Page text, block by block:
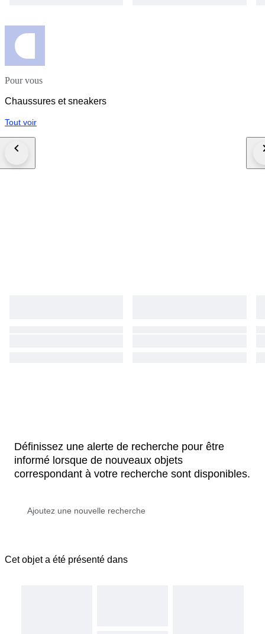
Pour vous
Chaussures et sneakers
Tout voir
Définissez une alerte de recherche pour être
informé lorsque de nouveaux objets
correspondant à votre recherche sont disponibles.
Cet objet a été présenté dans